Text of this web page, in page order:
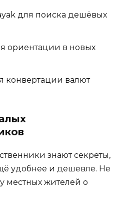
для поиска дешёвых
ориентации в новых
конвертации валют
знают секреты,
удобнее и дешевле. Не
местных жителей о